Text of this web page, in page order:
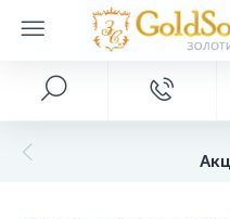
Серебряные украшения
Серебряные
Золотые украшения
Золотые аксессуары
Декор